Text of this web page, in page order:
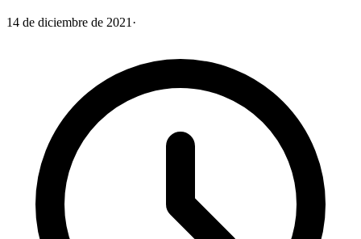
14 de diciembre de 2021 ·